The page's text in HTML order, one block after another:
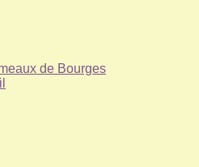
de Bourges